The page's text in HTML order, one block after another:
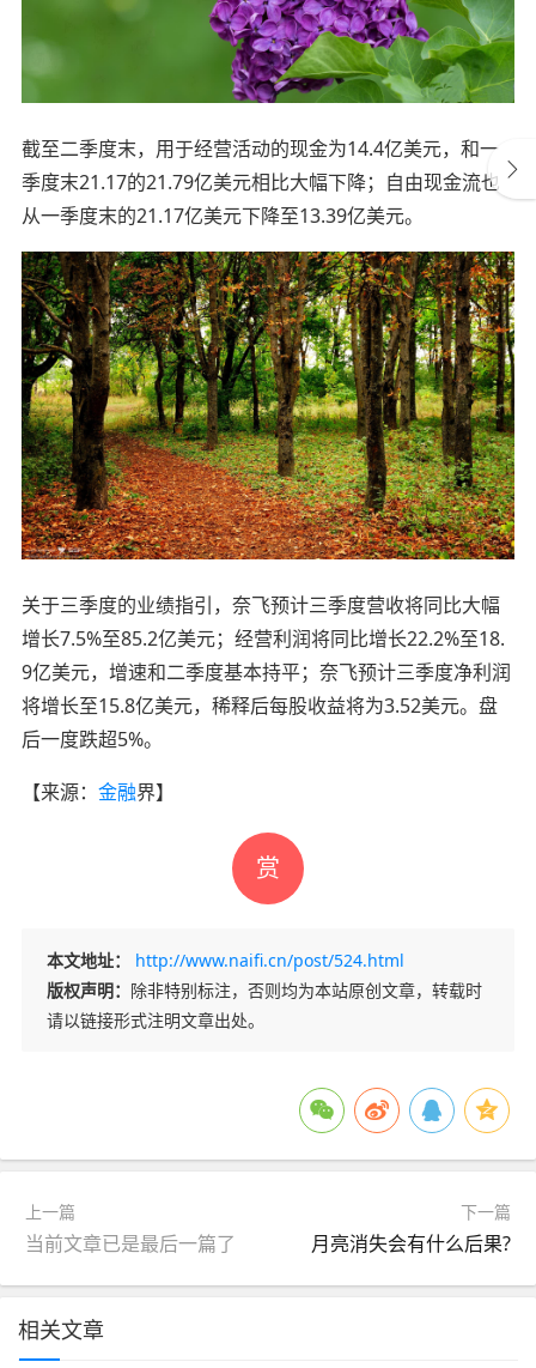
截至二季度末，用于经营活动的现金为14.4亿美元，和一
季度末21.17的21.79亿美元相比大幅下降；自由现金流也
从一季度末的21.17亿美元下降至13.39亿美元。
关于三季度的业绩指引，奈飞预计三季度营收将同比大幅
增长7.5%至85.2亿美元；经营利润将同比增长22.2%至18.
9亿美元，增速和二季度基本持平；奈飞预计三季度净利润
将增长至15.8亿美元，稀释后每股收益将为3.52美元。盘
后一度跌超5%。
【来源： 金融界】
赏
本文地址：
http://www.naifi.cn/post/524.html
版权声明： 除非特别标注，否则均为本站原创文章，转载时
请以链接形式注明文章出处。
上一篇
当前文章已是最后一篇了
下一篇
月亮消失会有什么后果?
相关文章